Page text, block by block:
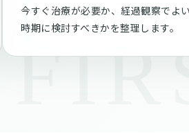
今すぐ治療が必要か、経過観察でよ
時期に検討すべきかを整理します。